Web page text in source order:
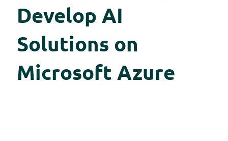
Develop AI
Solutions on
Microsoft Azure